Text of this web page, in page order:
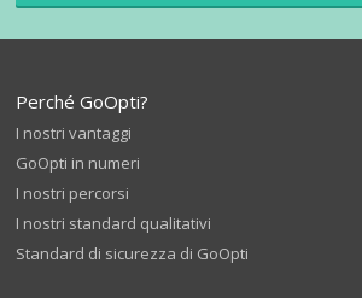
Perché GoOpti?
I nostri vantaggi
GoOpti in numeri
I nostri percorsi
I nostri standard qualitativi
Standard di sicurezza di GoOpti